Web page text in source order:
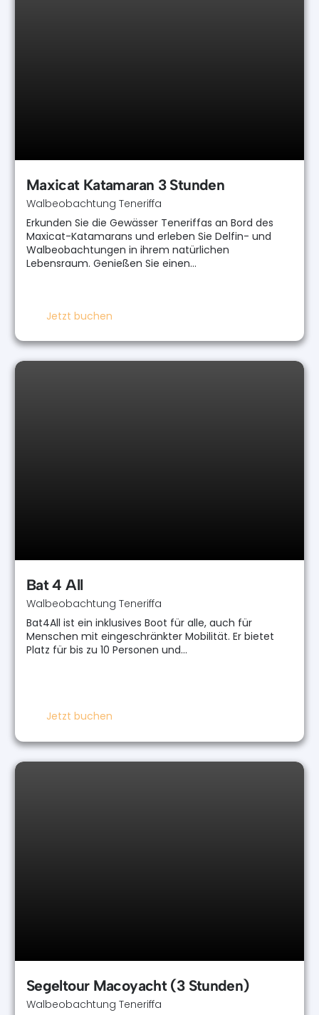
Maxicat Katamaran 3 Stunden
Walbeobachtung Teneriffa
Erkunden Sie die Gewässer Teneriffas an Bord des
Maxicat-Katamarans und erleben Sie Delfin- und
Walbeobachtungen in ihrem natürlichen
Lebensraum. Genießen Sie einen…
Jetzt buchen
Bat 4 All
Walbeobachtung Teneriffa
Bat4All ist ein inklusives Boot für alle, auch für
Menschen mit eingeschränkter Mobilität. Er bietet
Platz für bis zu 10 Personen und…
Jetzt buchen
Segeltour Macoyacht (3 Stunden)
Walbeobachtung Teneriffa